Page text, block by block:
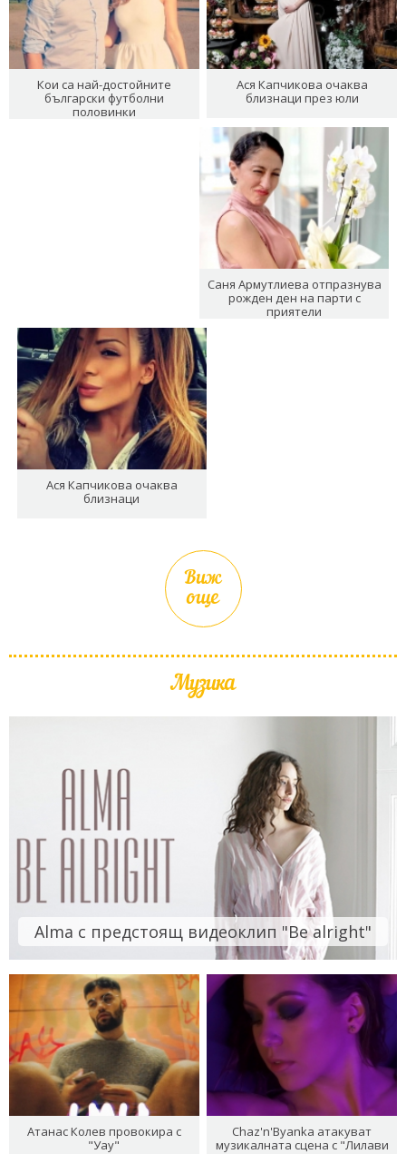
Кои са най-достойните
български футболни
половинки
Ася Капчикова очаква
близнаци през юли
Саня Армутлиева отпразнува
рожден ден на парти с
приятели
Ася Капчикова очаква
близнаци
Виж
още
Музика
Alma с предстоящ видеоклип "Be alright"
Атанас Колев провокира с
"Уау"
Chaz'n'Byanka атакуват
музикалната сцена с "Лилави